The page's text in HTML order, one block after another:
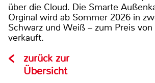
über die Cloud. Die Smarte
Orginal wird ab Sommer 2026 in
Schwarz und Weiß – zum Preis
verkauft.
zurück zur
Übersicht